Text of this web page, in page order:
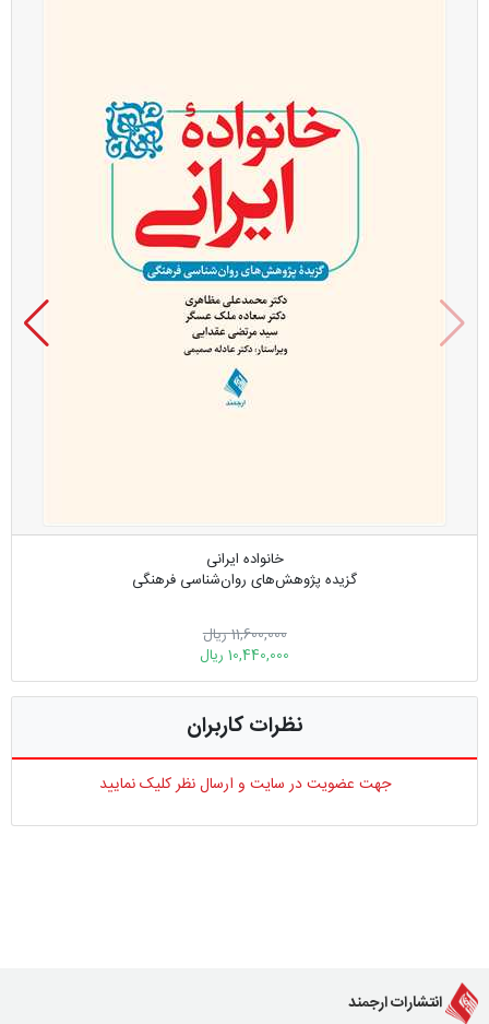
خانواده ایرانی
گزیده پژوهش‌های روان‌شناسی فرهنگی‎
11,600,000 ریال
10,440,000 ریال
نظرات کاربران
جهت عضویت در سایت و ارسال نظر کلیک نمایید
انتشارات ارجمند